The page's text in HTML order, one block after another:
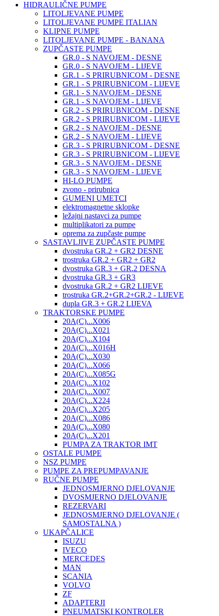
HIDRAULIČNE PUMPE
LITOLJEVANE PUMPE
LITOLJEVANE PUMPE ITALIAN
KLIPNE PUMPE
LITOLJEVANE PUMPE - BANANA
ZUPČASTE PUMPE
GR.0 - S NAVOJEM - DESNE
GR.0 - S NAVOJEM - LIJEVE
GR.1 - S PRIRUBNICOM - DESNE
GR.1 - S PRIRUBNICOM - LIJEVE
GR.1 - S NAVOJEM - DESNE
GR.1 - S NAVOJEM - LIJEVE
GR.2 - S PRIRUBNICOM - DESNE
GR.2 - S PRIRUBNICOM - LIJEVE
GR.2 - S NAVOJEM - DESNE
GR.2 - S NAVOJEM - LIJEVE
GR.3 - S PRIRUBNICOM - DESNE
GR.3 - S PRIRUBNICOM - LIJEVE
GR.3 - S NAVOJEM - DESNE
GR.3 - S NAVOJEM - LIJEVE
HI-LO PUMPE
zvono - prirubnica
GUMENI UMETCI
elektromagnetne sklopke
ležajni nastavci za pumpe
multiplikatori za pumpe
oprema za zupčaste pumpe
SASTAVLJIVE ZUPČASTE PUMPE
dvostruka GR.2 + GR2 DESNE
trostruka GR.2 + GR2 + GR2
dvostruka GR.3 + GR.2 DESNA
dvostruka GR.3 + GR3
dvostruka GR.2 + GR2 LIJEVE
trostruka GR.2+GR.2+GR.2 - LIJEVE
dupla GR.3 + GR.2 LIJEVA
TRAKTORSKE PUMPE
20A(C)...X006
20A(C)...X021
20A(C)...X104
20A(C)...X016H
20A(C)...X030
20A(C)...X066
20A(C)...X085G
20A(C)...X102
20A(C)...X007
20A(C)...X224
20A(C)...X205
20A(C)...X086
20A(C)...X080
20A(C)...X201
PUMPA ZA TRAKTOR IMT
OSTALE PUMPE
NSZ PUMPE
PUMPE ZA PREPUMPAVANJE
RUČNE PUMPE
JEDNOSMJERNO DJELOVANJE
DVOSMJERNO DJELOVANJE
REZERVARI
JEDNOSMJERNO DJELOVANJE (
SAMOSTALNA )
UKAPČALICE
ISUZU
IVECO
MERCEDES
MAN
SCANIA
VOLVO
ZF
ADAPTERJI
PNEUMATSKI KONTROLER